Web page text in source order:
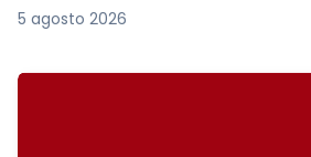
5 agosto 2026